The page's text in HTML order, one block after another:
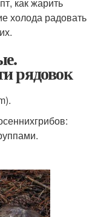
как жарить
холода радовать
рядовок